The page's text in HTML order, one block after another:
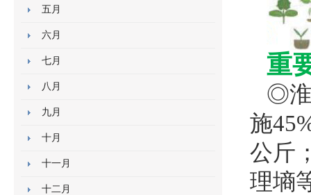
五月
六月
七月
八月
九月
十月
十一月
十二月
重
◎淮
施
公斤
理墒